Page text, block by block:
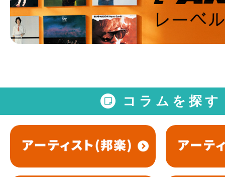
コラムを探す